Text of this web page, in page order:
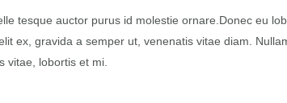
tesque auctor purus id molestie ornare.Donec eu
ex, gravida a semper ut, venenatis vitae diam.
vitae, lobortis et mi.